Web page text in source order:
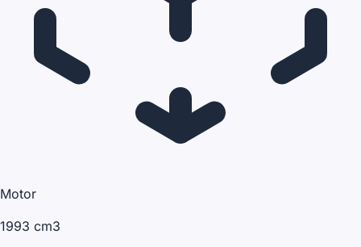
Motor
1993 cm3